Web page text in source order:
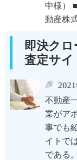
中様）
動産株
即決ク
査定サイ
不動産
業がア
事でも
イトで
である